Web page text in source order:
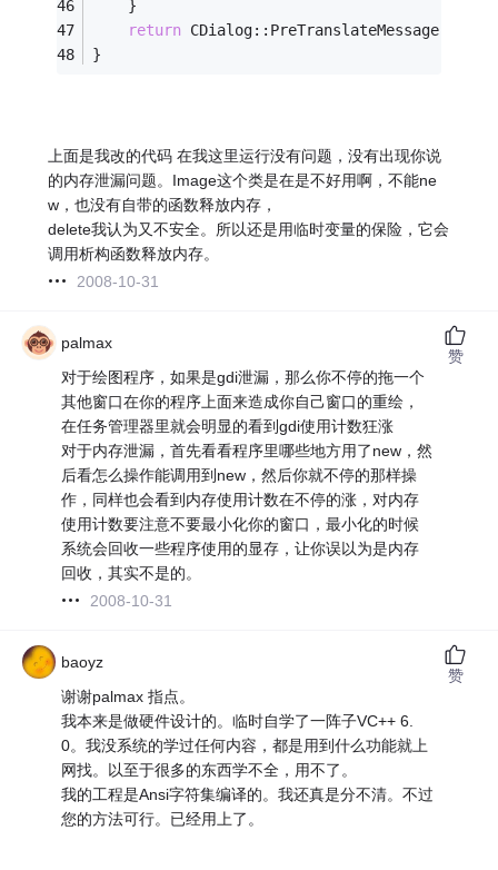
return
}
上面是我改的代码 在我这里运行没有问题，没有出现你说
的内存泄漏问题。Image这个类是在是不好用啊，不能ne
w，也没有自带的函数释放内存，
delete我认为又不安全。所以还是用临时变量的保险，它会
调用析构函数释放内存。
2008-10-31
palmax
对于绘图程序，如果是gdi泄漏，那么你不停的拖一个
其他窗口在你的程序上面来造成你自己窗口的重绘，
在任务管理器里就会明显的看到gdi使用计数狂涨
对于内存泄漏，首先看看程序里哪些地方用了new，然
后看怎么操作能调用到new，然后你就不停的那样操
作，同样也会看到内存使用计数在不停的涨，对内存
使用计数要注意不要最小化你的窗口，最小化的时候
系统会回收一些程序使用的显存，让你误以为是内存
回收，其实不是的。
2008-10-31
赞
baoyz
谢谢palmax 指点。
我本来是做硬件设计的。临时自学了一阵子VC++ 6.
0。我没系统的学过任何内容，都是用到什么功能就上
网找。以至于很多的东西学不全，用不了。
我的工程是Ansi字符集编译的。我还真是分不清。不过
您的方法可行。已经用上了。
赞